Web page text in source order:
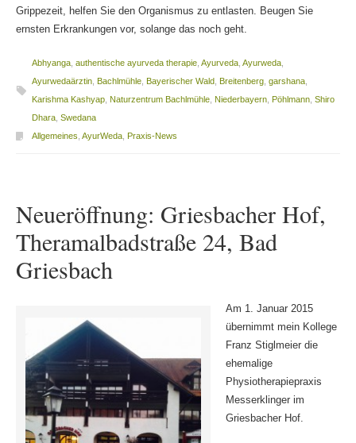
Grippezeit, helfen Sie den Organismus zu entlasten. Beugen Sie
ernsten Erkrankungen vor, solange das noch geht.
Abhyanga, authentische ayurveda therapie, Ayurveda, Ayurweda,
Ayurwedaärztin, Bachlmühle, Bayerischer Wald, Breitenberg, garshana,
Karishma Kashyap, Naturzentrum Bachlmühle, Niederbayern, Pöhlmann, Shiro
Dhara, Swedana
Allgemeines AyurWeda, Praxis-News
Neueröffnung: Griesbacher Hof,
Theramalbadstraße 24, Bad
Griesbach
Am 1. Januar 2015
übernimmt mein Kollege
Franz Stiglmeier die
ehemalige
Physiotherapiepraxis
Messerklinger im
Griesbacher Hof.